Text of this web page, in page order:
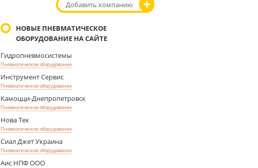
Добавить компанию
НОВЫЕ ПНЕВМАТИЧЕСКОЕ
ОБОРУДОВАНИЕ НА САЙТЕ
Гидропневмосистемы
Пневматическое оборудование
Инструмент Сервис
Пневматическое оборудование
Камоцци-Днепропетровск
Пневматическое оборудование
Нова Тек
Пневматическое оборудование
Сиал Джет Украина
Пневматическое оборудование
Аис НПФ ООО